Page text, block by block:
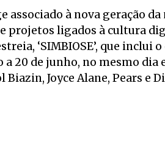
associado à nova geração
projetos ligados à cultura
‘SIMBIOSE’, que inclui
a 20 de junho, no mesmo
Biazin, Joyce Alane, Pears e